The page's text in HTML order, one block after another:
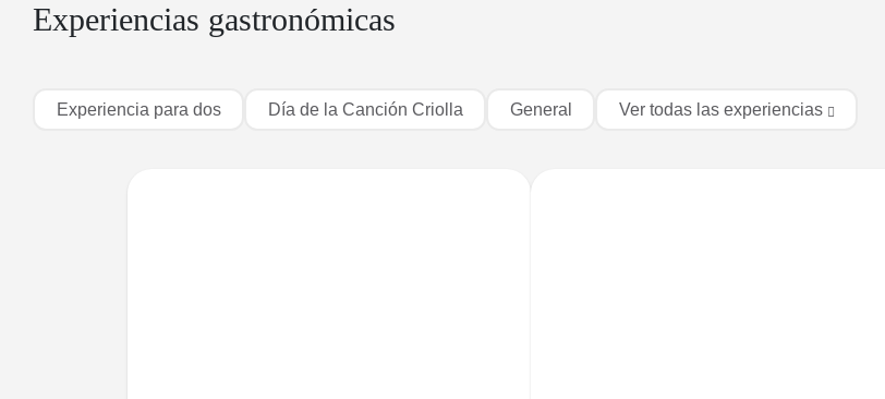
Experiencias gastronómicas
Experiencia para dos Día de la Canción Criolla General Ver todas las experiencias